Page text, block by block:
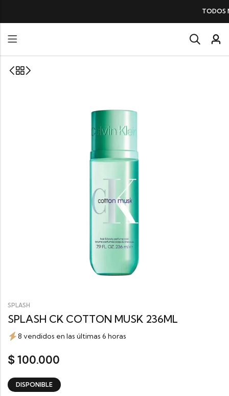
TODOS NUESTROS
SPLASH
SPLASH CK COTTON MUSK 236ML
8 vendidos en las últimas 6 horas
$100.000
DISPONIBLE